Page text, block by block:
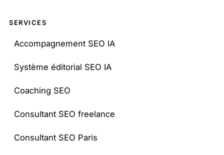
SERVICES
Accompagnement SEO IA
Système éditorial SEO IA
Coaching SEO
Consultant SEO freelance
Consultant SEO Paris